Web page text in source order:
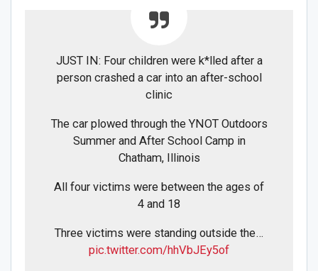
JUST IN: Four children were k*lled after a
person crashed a car into an after-school
clinic
The car plowed through the YNOT Outdoors
Summer and After School Camp in
Chatham, Illinois
All four victims were between the ages of
4 and 18
Three victims were standing outside the…
pic.twitter.com/hhVbJEy5of